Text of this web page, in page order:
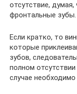
отсутствие,
фронтальные зубы.
Если кратко, то
которые
зубов,
полном
случае